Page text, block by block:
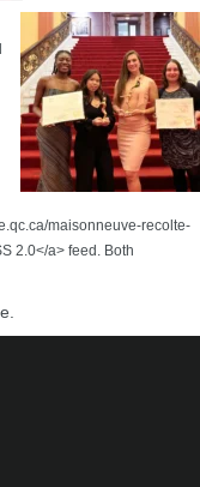
maisonneuve-recolte-
2.0</a> feed. Both